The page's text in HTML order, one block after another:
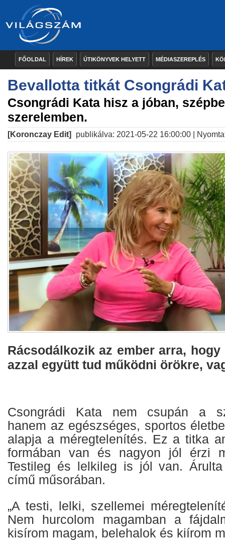
FŐOLDAL HÍREK ÚTIKÖNYVEK HELYETT MÉDIASZEREPLÉS
Bevallotta titkát Csongrádi
Csongrádi Kata hisz a jóban,
szerelemben.
[Koronczay Edit] publikálva: 2021-05-22 16:00:00 |
Rácsodálkozik az ember arra,
azzal együtt tud működni örökre,
Csongrádi Kata nem csupán a
hanem az egészséges, sportos
alapja a méregtelenítés. Ez a titka
formában van és nagyon jól érzi
Testileg és lelkileg is jól van.
című műsorában.
„A testi, lelki, szellemei
Nem hurcolom magamban a
kisírom magam, belehalok és kiírom